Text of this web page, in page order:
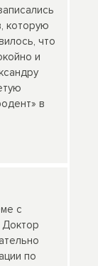
которую
что
и
в
с
по